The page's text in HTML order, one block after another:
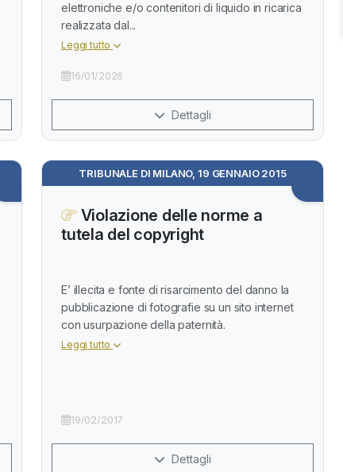
elettroniche e/o contenitori di liquido in ricarica
realizzata dal...
Leggi tutto
16/01/2026
Dettagli
TRIBUNALE DI MILANO, 19 GENNAIO 2015
Violazione delle norme a
tutela del copyright
E’ illecita e fonte di risarcimento del danno la
pubblicazione di fotografie su un sito internet
con usurpazione della paternità.
Leggi tutto
19/02/2017
Dettagli